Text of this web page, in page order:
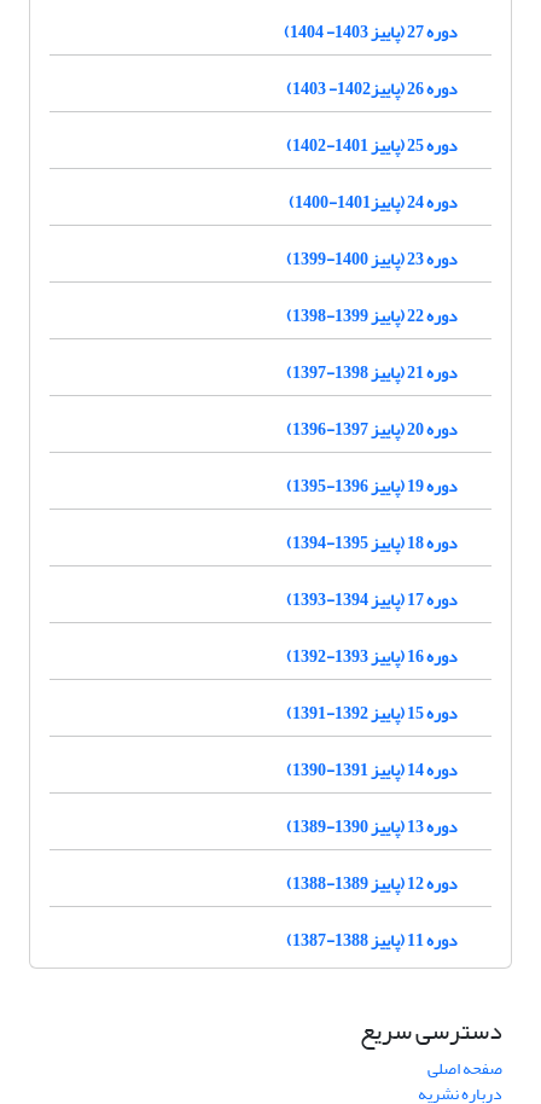
دوره 27 (پاییز 1403- 1404)
دوره 26 (پاییز1402- 1403)
دوره 25 (پاییز 1401-1402)
دوره 24 (پاییز1401-1400)
دوره 23 (پاییز 1400-1399)
دوره 22 (پاییز 1399-1398)
دوره 21 (پاییز 1398-1397)
دوره 20 (پاییز 1397-1396)
دوره 19 (پاییز 1396-1395)
دوره 18 (پاییز 1395-1394)
دوره 17 (پاییز 1394-1393)
دوره 16 (پاییز 1393-1392)
دوره 15 (پاییز 1392-1391)
دوره 14 (پاییز 1391-1390)
دوره 13 (پاییز 1390-1389)
دوره 12 (پاییز 1389-1388)
دوره 11 (پاییز 1388-1387)
دسترسی سریع
صفحه اصلی
درباره نشریه